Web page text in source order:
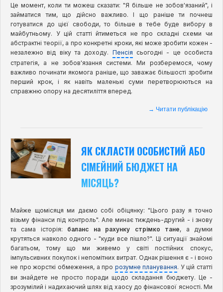
Це момент, коли ти можеш сказати: "Я більше не зобов'язаний", і
займатися тим, що дійсно важливо. І що раніше ти почнеш
готуватися до цієї свободи, то більше в тебе буде вибору в
майбутньому. У цій статті йтиметься не про складні схеми чи
абстрактні теорії, а про конкретні кроки, які може зробити кожен -
незалежно від віку та доходу. Пенсія сьогодні - це особиста
стратегія, а не зобов'язання системи. Ми розберемося, чому
важливо починати якомога раніше, що заважає більшості зробити
перший крок, і як навіть маленькі суми перетворюються на
справжню опору на десятиліття вперед.
→ Читати публікацію
ЯК СКЛАСТИ ОСОБИСТИЙ АБО
СІМЕЙНИЙ БЮДЖЕТ НА
МІСЯЦЬ?
Майже щомісяця ми даємо собі обіцянку: "Цього разу я точно
візьму фінанси під контроль". Але минає тиждень-другий - і знову
та сама історія: баланс на рахунку стрімко тане, а думки
крутяться навколо одного - "куди все пішло?". Ці ситуації знайомі
багатьом, тому що ми живемо у світі постійних спокус,
імпульсивних покупок і непомітних витрат. Однак рішення є - і воно
не про жорсткі обмеження, а про розумне планування. У цій статті
ви знайдете не просто поради щодо складання бюджету. Це -
зрозумілий і надихаючий шлях від хаосу до фінансової ясності. Ми